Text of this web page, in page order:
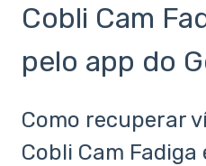
Cobli Cam
pelo app do
Como recuperar
Cobli Cam